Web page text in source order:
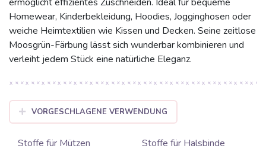
Homewear, Kinderbekleidung, Hoodies, Jogginghosen oder
weiche Heimtextilien wie Kissen und Decken. Seine zeitlose
Moosgrün-Färbung lässt sich wunderbar kombinieren und
verleiht jedem Stück eine natürliche Eleganz.
VORGESCHLAGENE VERWENDUNG
Stoffe für Mützen Stoffe für Halsbinde